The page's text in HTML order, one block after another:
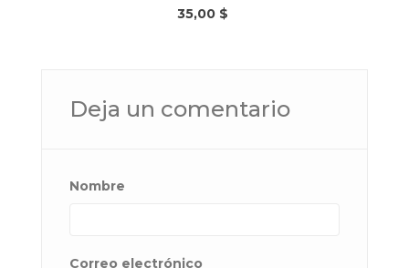
35,00 $
Deja un comentario
Nombre
Correo electrónico